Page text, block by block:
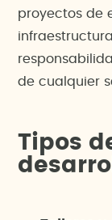
proyectos de
de cualquier
Tipos